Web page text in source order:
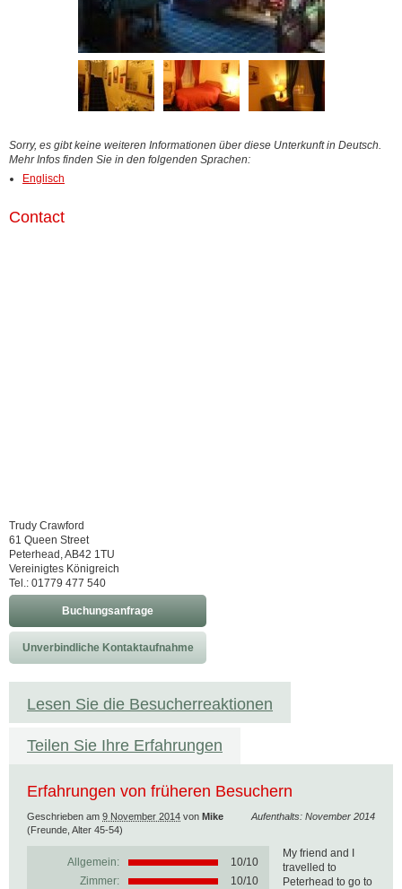
Sorry, es gibt keine weiteren Informationen über diese Unterkunft in Deutsch.
Mehr Infos finden Sie in den folgenden Sprachen:
Englisch
Contact
Trudy Crawford
61 Queen Street
Peterhead, AB42 1TU
Vereinigtes Königreich
Tel.: 01779 477 540
Buchungsanfrage
Unverbindliche Kontaktaufnahme
Lesen Sie die Besucherreaktionen
Teilen Sie Ihre Erfahrungen
Erfahrungen von früheren Besuchern
Aufenthalts: November 2014
Geschrieben am 9 November 2014 von Mike
(Freunde, Alter 45-54)
Allgemein: 10/10
Zimmer:
10/10
My friend and I
travelled to
Peterhead to go to